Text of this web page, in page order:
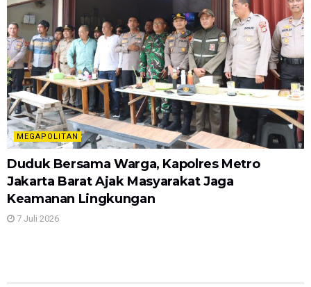
MEGAPOLITAN
Duduk Bersama Warga, Kapolres Metro
Jakarta Barat Ajak Masyarakat Jaga
Keamanan Lingkungan
7 Juli 2026